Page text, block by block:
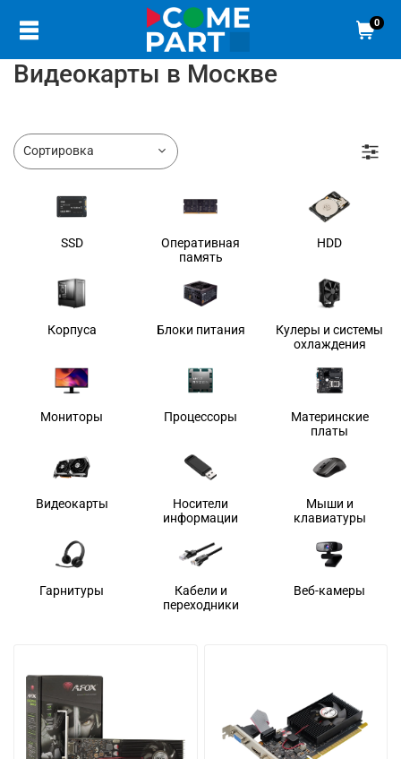
0
Видеокарты в Москве
SSD
Оперативная
память
HDD
Корпуса Блоки питания
Кулеры и системы
охлаждения
Мониторы Процессоры
Материнские
платы
Видеокарты
Носители
информации
Мыши и
клавиатуры
Гарнитуры
Кабели и
переходники
Веб-камеры